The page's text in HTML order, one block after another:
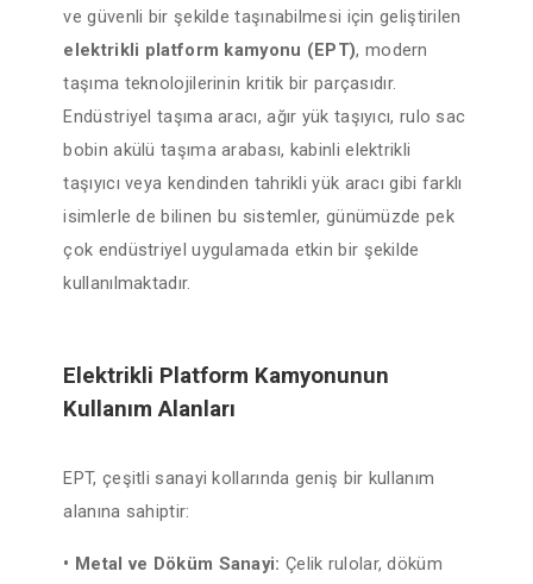
ve güvenli bir şekilde taşınabilmesi için geliştirilen
elektrikli platform kamyonu (EPT), modern
taşıma teknolojilerinin kritik bir parçasıdır.
Endüstriyel taşıma aracı, ağır yük taşıyıcı, rulo sac
bobin akülü taşıma arabası, kabinli elektrikli
taşıyıcı veya kendinden tahrikli yük aracı gibi farklı
isimlerle de bilinen bu sistemler, günümüzde pek
çok endüstriyel uygulamada etkin bir şekilde
kullanılmaktadır.
Elektrikli Platform Kamyonunun
Kullanım Alanları
EPT, çeşitli sanayi kollarında geniş bir kullanım
alanına sahiptir:
• Metal ve Döküm Sanayi: Çelik rulolar, döküm